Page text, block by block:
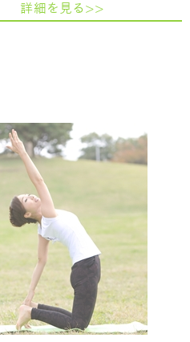
詳細を見る>>